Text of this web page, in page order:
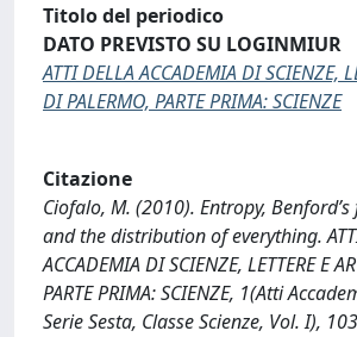
Titolo del periodico
DATO PREVISTO SU LOGINMIUR
ATTI DELLA ACCADEMIA DI SCIENZE,
DI PALERMO, PARTE PRIMA: SCIENZE
Citazione
Ciofalo, M. (2010). Entropy,
and the distribution of everything.
ACCADEMIA DI SCIENZE, LETTERE E
PARTE PRIMA: SCIENZE, 1(Atti
Serie Sesta, Classe Scienze, Vol. I),